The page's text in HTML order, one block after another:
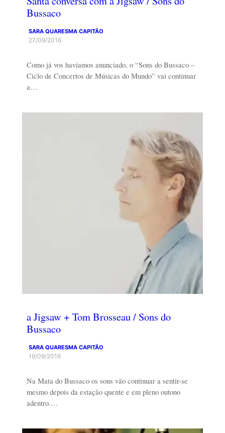
Bussaco
SARA QUARESMA CAPITÃO
27/09/2016
Como já vos havíamos anunciado, o “Sons do Bussaco –
Ciclo de Concertos de Músicas do Mundo” vai continuar
a…
a Jigsaw + Tom Brosseau / Sons do
Bussaco
SARA QUARESMA CAPITÃO
19/09/2016
Na Mata do Bussaco os sons vão continuar a sentir-se
mesmo depois da estação quente e em pleno outono
adentro.…